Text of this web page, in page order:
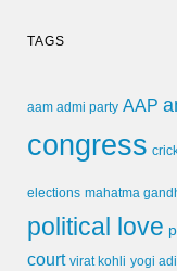
TAGS
aam admi party AAP
congress
elections mahatma
political love
court virat kohli yogi